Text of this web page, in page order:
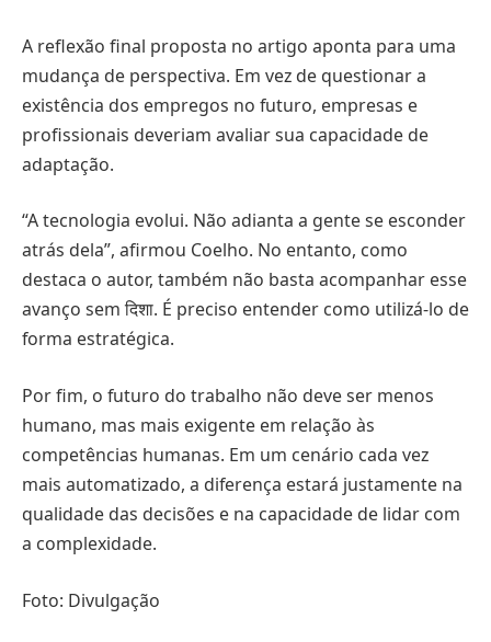
A reflexão final proposta no artigo aponta para uma
mudança de perspectiva. Em vez de questionar a
existência dos empregos no futuro, empresas e
profissionais deveriam avaliar sua capacidade de
adaptação.
“A tecnologia evolui. Não adianta a gente se esconder
atrás dela”, afirmou Coelho. No entanto, como
destaca o autor, também não basta acompanhar esse
avanço sem दिशा. É preciso entender como utilizá-lo de
forma estratégica.
Por fim, o futuro do trabalho não deve ser menos
humano, mas mais exigente em relação às
competências humanas. Em um cenário cada vez
mais automatizado, a diferença estará justamente na
qualidade das decisões e na capacidade de lidar com
a complexidade.
Foto: Divulgação